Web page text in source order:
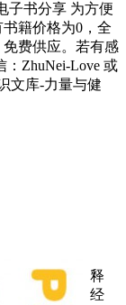
子书分享 为方便
籍价格为0，全
费供应。若有感
ZhuNei-Love 或
文库-力量与健
释
经